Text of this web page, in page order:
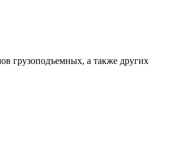
грузоподъемных, а также других